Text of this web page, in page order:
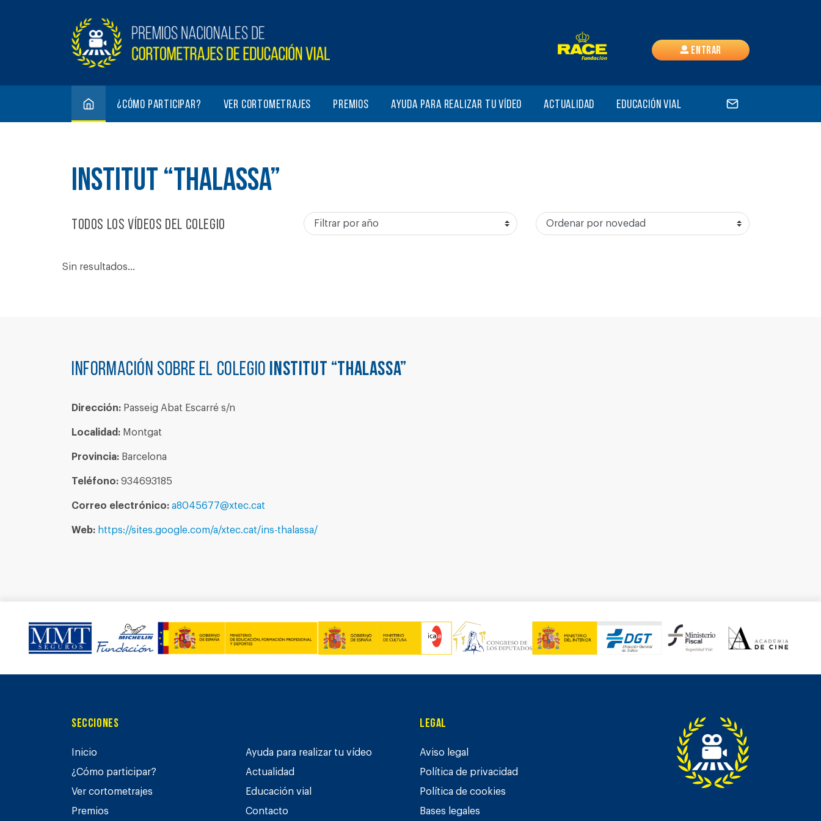
Entrar
¿Cómo participar? Ver cortometrajes Premios Ayuda para realizar tu vídeo Actualidad Educación vial
INSTITUT “THALASSA”
Todos los vídeos del colegio
Sin resultados...
Información sobre el colegio INSTITUT “THALASSA”
Dirección: Passeig Abat Escarré s/n
Localidad: Montgat
Provincia: Barcelona
Teléfono: 934693185
Correo electrónico: a8045677@xtec.cat
Web: https://sites.google.com/a/xtec.cat/ins-thalassa/
Secciones
Inicio
¿Cómo participar?
Ver cortometrajes
Premios
Ayuda para realizar tu vídeo
Actualidad
Educación vial
Contacto
Legal
Aviso legal
Política de privacidad
Política de cookies
Bases legales